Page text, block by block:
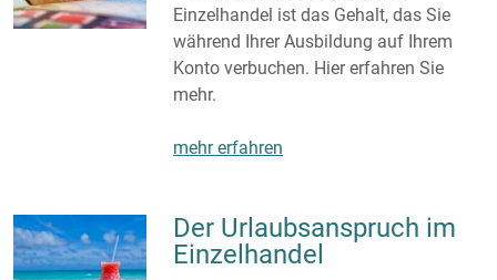
Einzelhandel ist das Gehalt, das Sie
während Ihrer Ausbildung auf Ihrem
Konto verbuchen. Hier erfahren Sie
mehr.
mehr erfahren
Der Urlaubsanspruch im
Einzelhandel